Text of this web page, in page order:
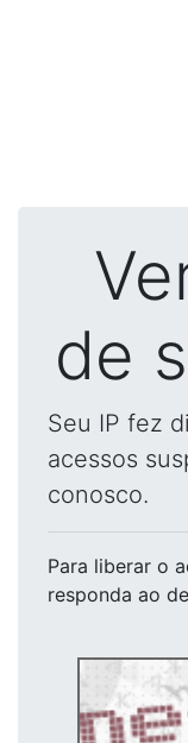
de
Seu IP fez
acessos
conosco.
Para liberar o
responda ao